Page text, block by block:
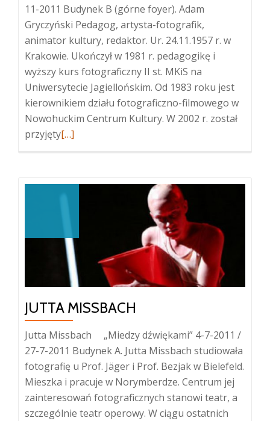
11-2011 Budynek B (górne foyer). Adam
Gryczyński Pedagog, artysta-fotografik,
animator kultury, redaktor. Ur. 24.11.1957 r. w
Krakowie. Ukończył w 1981 r. pedagogikę i
wyższy kurs fotograficzny II st. MKiS na
Uniwersytecie Jagiellońskim. Od 1983 roku jest
kierownikiem działu fotograficzno-filmowego w
Nowohuckim Centrum Kultury. W 2002 r. został
przyjętyWięcej
[…]
JUTTA MISSBACH
Jutta Missbach „Miedzy dźwiękami” 4-7-2011 /
27-7-2011 Budynek A. Jutta Missbach studiowała
fotografię u Prof. Jäger i Prof. Bezjak w Bielefeld.
Mieszka i pracuje w Norymberdze. Centrum jej
zainteresowań fotograficznych stanowi teatr, a
szczególnie teatr operowy. W ciągu ostatnich